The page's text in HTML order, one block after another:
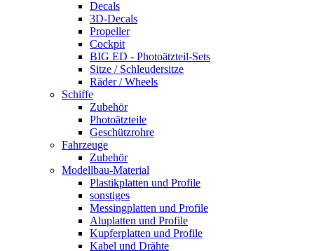
Decals
3D-Decals
Propeller
Cockpit
BIG ED - Photoätzteil-Sets
Sitze / Schleudersitze
Räder / Wheels
Schiffe
Zubehör
Photoätzteile
Geschützrohre
Fahrzeuge
Zubehör
Modellbau-Material
Plastikplatten und Profile
sonstiges
Messingplatten und Profile
Aluplatten und Profile
Kupferplatten und Profile
Kabel und Drähte